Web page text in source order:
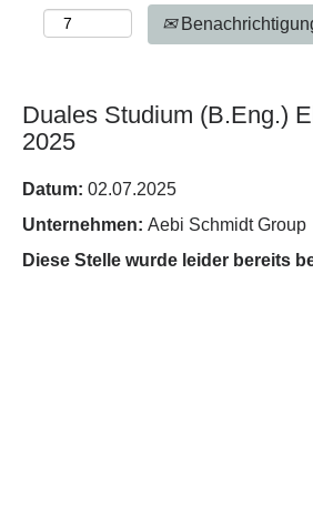
Duales Studium (B.Eng.)
2025
Datum: 02.07.2025
Unternehmen: Aebi Schmidt Group
Diese Stelle wurde leider bereits